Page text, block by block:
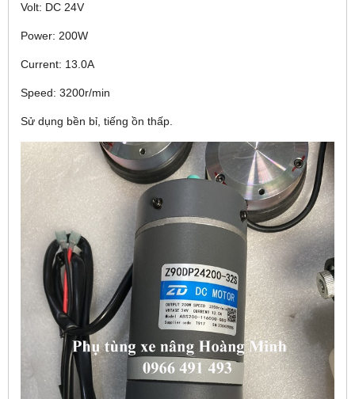
Volt: DC 24V
Power: 200W
Current: 13.0A
Speed: 3200r/min
Sử dụng bền bỉ, tiếng ồn thấp.